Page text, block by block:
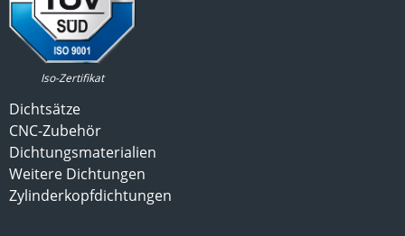
Iso-Zertifikat
Dichtsätze
CNC-Zubehör
Dichtungsmaterialien
Weitere Dichtungen
Zylinderkopfdichtungen